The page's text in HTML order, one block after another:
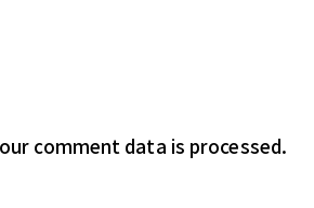
comment data is processed.